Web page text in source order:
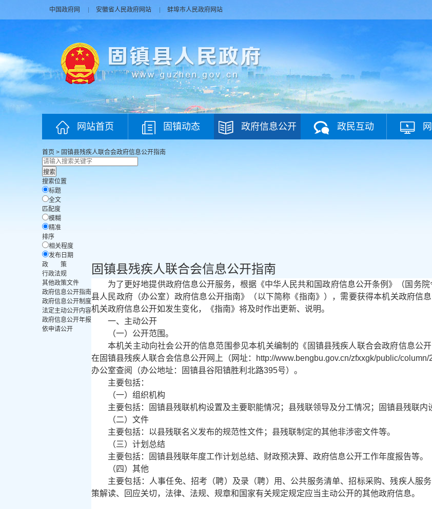
中国政府网 安徽省人民政府网站 蚌埠市人民政府网站
网站首页 固镇动态 政府信息公开 政民互动
首页 > 固镇县残疾人联合会政府信息公开指南
搜索位置
标题
全文
匹配度
模糊
精准
排序
相关程度
发布日期
政 策
行政法规
其他政策文件
政府信息公开指南
政府信息公开制度
法定主动公开内容
政府信息公开年报
依申请公开
固镇县残疾人联合会信息公开指南
为了更好地提供政府信息公开服务，根据《中华人民共和国政府信息公开条例》（国务
县人民政府（办公室）政府信息公开指南》（以下简称《指南》），需要获得本机关政府信
机关政府信息公开如发生变化，《指南》将及时作出更新、说明。
一、主动公开
（一）公开范围。
本机关主动向社会公开的信息范围参见本机关编制的《固镇县残疾人联合会政府信息公
在固镇县残疾人联合会信息公开网上（网址：http://www.bengbu.gov.cn/zfxxgk/public/
办公室查阅（办公地址：固镇县谷阳镇胜利北路395号）。
主要包括：
（一）组织机构
主要包括：固镇县残联机构设置及主要职能情况；县残联领导及分工情况；固镇县残联内
（二）文件
主要包括：以县残联名义发布的规范性文件；县残联制定的其他非涉密文件等。
（三）计划总结
主要包括：固镇县残联年度工作计划总结、财政预决算、政府信息公开工作年度报告等。
（四）其他
主要包括：人事任免、招考（聘）及录（聘）用、公共服务清单、招标采购、残疾人服
策解读、回应关切，法律、法规、规章和国家有关规定规定应当主动公开的其他政府信息。